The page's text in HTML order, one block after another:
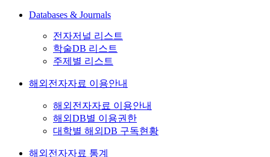
Databases & Journals
전자저널 리스트
학술DB 리스트
주제별 리스트
해외전자자료 이용안내
해외전자자료 이용안내
해외DB별 이용권한
대학별 해외DB 구독현황
해외전자자료 통계